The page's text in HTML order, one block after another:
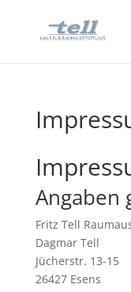
Angaben
Fritz Tell
Dagmar Tell
Jücherstr. 13-15
26427 Esens